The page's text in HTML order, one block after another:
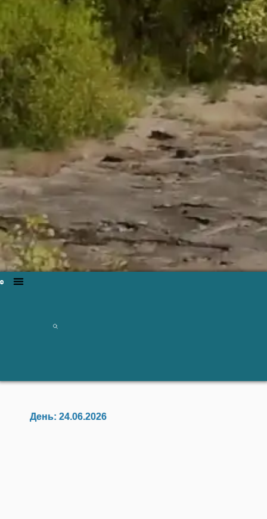
День: 24.06.2026